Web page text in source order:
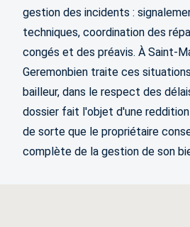
gestion des incidents :
techniques, coordination des
congés et des préavis. À Saint-
Geremonbien traite ces
bailleur, dans le respect des
dossier fait l'objet d'une
de sorte que le propriétaire
complète de la gestion de son